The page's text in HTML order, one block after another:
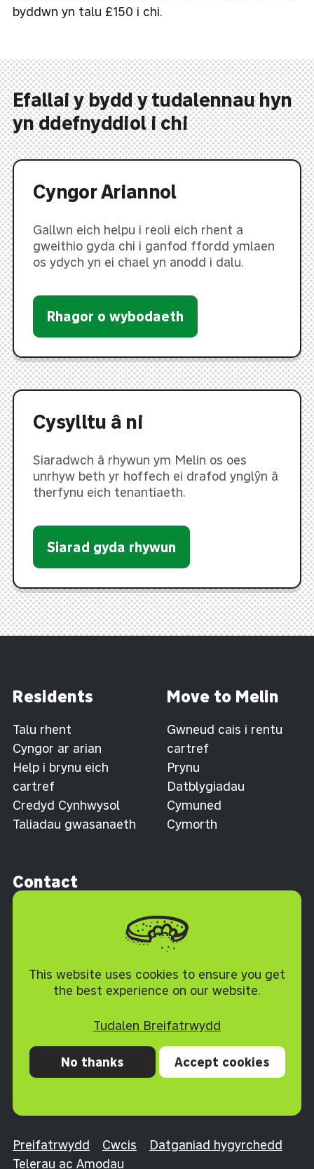
This website uses cookies to ensure you get
the best experience on our website.
Tudalen Breifatrwydd
No thanks Accept cookies
byddwn yn talu £150 i chi.
Efallai y bydd y tudalennau hyn
yn ddefnyddiol i chi
Cyngor Ariannol
Gallwn eich helpu i reoli eich rhent a
gweithio gyda chi i ganfod ffordd ymlaen
os ydych yn ei chael yn anodd i dalu.
Rhagor o wybodaeth
Cysylltu â ni
Siaradwch â rhywun ym Melin os oes
unrhyw beth yr hoffech ei drafod ynglŷn â
therfynu eich tenantiaeth.
Siarad gyda rhywun
Residents
Talu rhent
Cyngor ar arian
Help i brynu eich
cartref
Credyd Cynhwysol
Taliadau gwasanaeth
Move to Melin
Gwneud cais i rentu
cartref
Prynu
Datblygiadau
Cymuned
Cymorth
Contact
Pontypool
Torfaen NP4 0XJ
By phone
0300 1212 345
Preifatrwydd Cwcis
Datganiad hygyrchedd
Telerau ac Amodau